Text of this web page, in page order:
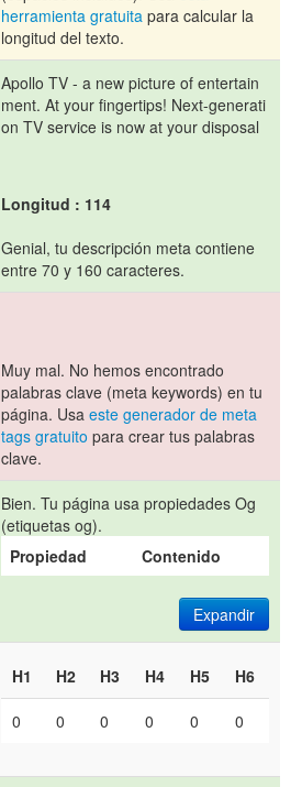
herramienta gratuita para calcular la
longitud del texto.
Apollo TV - a new picture of entertain
ment. At your fingertips! Next-generati
on TV service is now at your disposal
Longitud : 114
Genial, tu descripción meta contiene
entre 70 y 160 caracteres.
Muy mal. No hemos encontrado
palabras clave (meta keywords) en tu
página. Usa este generador de meta
tags gratuito para crear tus palabras
clave.
Bien. Tu página usa propiedades Og
(etiquetas og).
Propiedad
Contenido
Expandir
H1 H2 H3 H4 H5 H6
0 0 0 0 0 0